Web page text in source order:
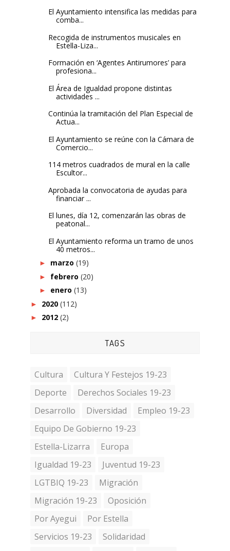
El Ayuntamiento intensifica las medidas para
comba...
Recogida de instrumentos musicales en
Estella-Liza...
Formación en ‘Agentes Antirumores’ para
profesiona...
El Área de Igualdad propone distintas
actividades ...
Continúa la tramitación del Plan Especial de
Actua...
El Ayuntamiento se reúne con la Cámara de
Comercio...
114 metros cuadrados de mural en la calle
Escultor...
Aprobada la convocatoria de ayudas para
financiar ...
El lunes, día 12, comenzarán las obras de
peatonal...
El Ayuntamiento reforma un tramo de unos
40 metros...
► marzo (19)
► febrero (20)
► enero (13)
► 2020 (112)
► 2012 (2)
TAGS
Cultura
Cultura Y Festejos 19-23
Deporte
Derechos Sociales 19-23
Desarrollo
Diversidad
Empleo 19-23
Equipo De Gobierno 19-23
Estella-Lizarra
Europa
Igualdad 19-23
Juventud 19-23
LGTBIQ 19-23
Migración
Migración 19-23
Oposición
Por Ayegui
Por Estella
Servicios 19-23
Solidaridad